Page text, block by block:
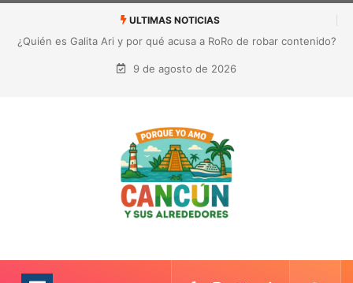
ULTIMAS NOTICIAS
¿Quién es Galita Ari y por qué acusa a RoRo de robar contenido?
La polémica que sacude las redes sociales
9 de agosto de 2026